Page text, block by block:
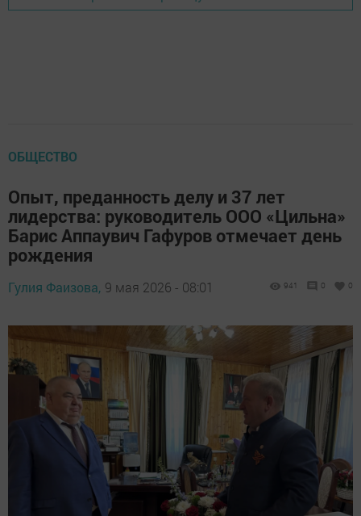
ОБЩЕСТВО
Опыт, преданность делу и 37 лет
лидерства: руководитель ООО «Цильна»
Барис Аппаувич Гафуров отмечает день
рождения
Гулия Фаизова, 9 мая 2026 - 08:01 941 0 0